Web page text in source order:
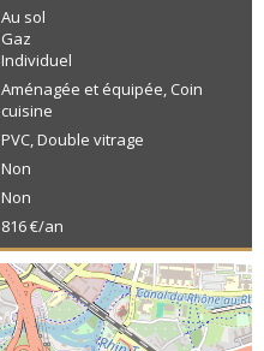
Au sol
Gaz
Individuel
Aménagée et équipée, Coin
cuisine
PVC, Double vitrage
Non
Non
816 €/an